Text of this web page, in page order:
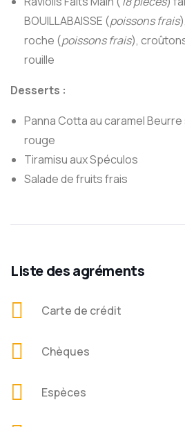
BOUILLABAISSE (poissons frais
roche (poissons frais),
rouille
Desserts :
Panna Cotta au caramel
rouge
Tiramisu aux Spéculos
Salade de fruits frais
Liste des agréments
Carte de crédit
Chèques
Espèces